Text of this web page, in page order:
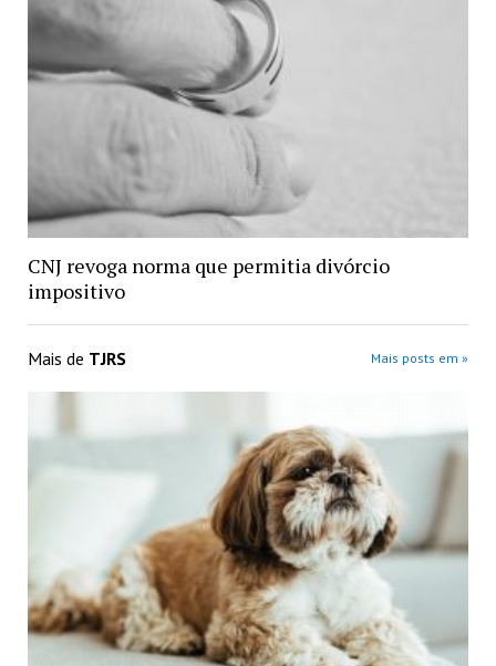
CNJ revoga norma que permitia divórcio
impositivo
Mais de TJRS Mais posts em »